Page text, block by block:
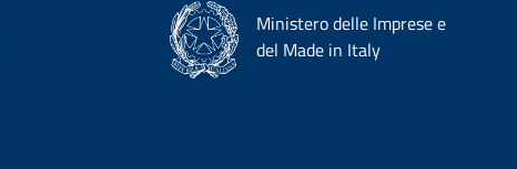
Ministero delle Imprese e
del Made in Italy